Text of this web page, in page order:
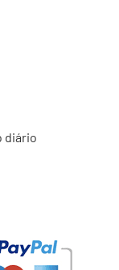
diário